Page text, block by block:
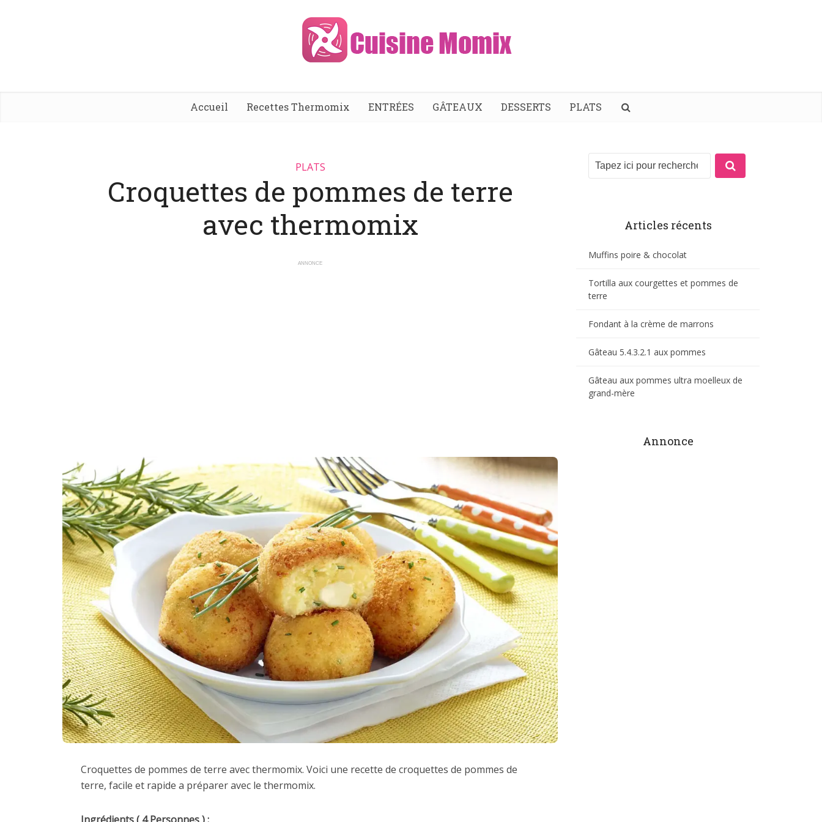
Accueil Recettes Thermomix ENTRÉES GÂTEAUX DESSERTS PLATS
PLATS
Croquettes de pommes de terre
avec thermomix
ANNONCE
Croquettes de pommes de terre avec thermomix. Voici une recette de croquettes de pommes de
terre, facile et rapide a préparer avec le thermomix.
Articles récents
Muffins poire & chocolat
Tortilla aux courgettes et pommes de
terre
Fondant à la crème de marrons
Gâteau 5.4.3.2.1 aux pommes
Gâteau aux pommes ultra moelleux de
grand-mère
Annonce